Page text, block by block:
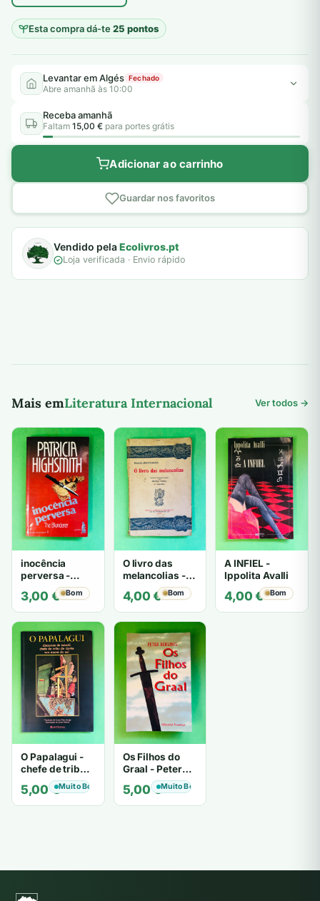
Esta compra dá-te25 pontos
Levantar em Algés Fechado
Abre amanhã às 10:00
Receba amanhã
Faltam 15,00 € para portes grátis
Adicionar ao carrinho
Guardar nos favoritos
Vendido pelaEcolivros.pt
Loja verificada · Envio rápido
Mais emLiteratura Internacional Ver todos →
inocência
perversa -
PATRICIA
HIGHSMITH
3,00 € Bom
O livro das
melancolias -
Mantegazza
4,00€ Bom
A INFIEL -
Ippolita Avalli
4,00€ Bom
O Papalagui -
chefe de tribo
de tiavéa
5,00€Muito Bom
Os Filhos do
Graal - Peter
Berling
5,00€Muito Bom